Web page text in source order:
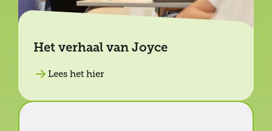
Het verhaal van Joyce
Lees het hier